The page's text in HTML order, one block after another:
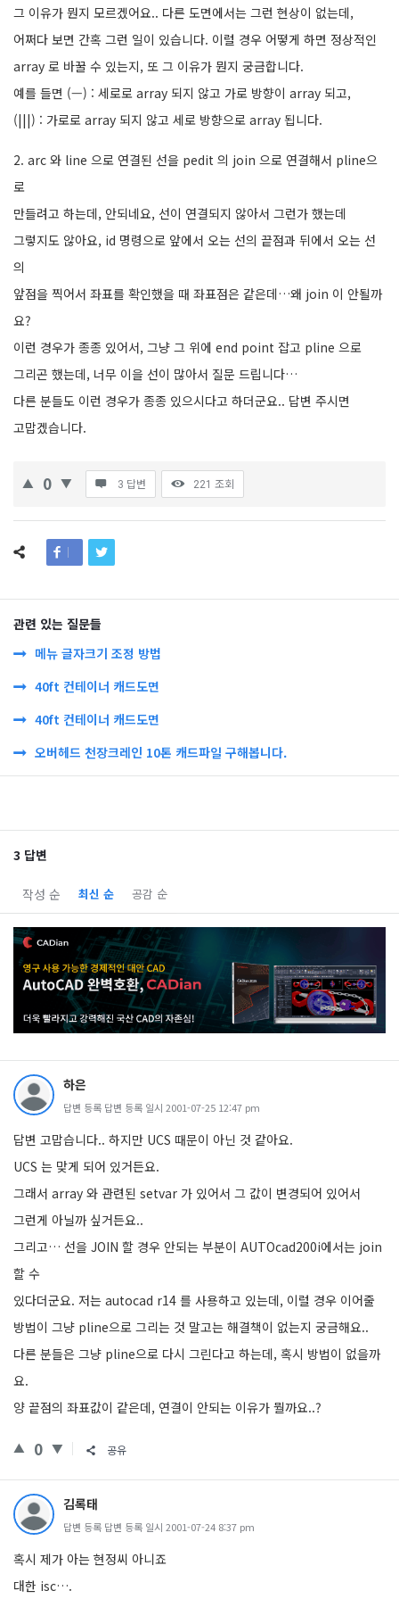
그 이유가 뭔지 모르겠어요.. 다른 도면에서는 그런 현상이 없는데,
어쩌다 보면 간혹 그런 일이 있습니다. 이럴 경우 어떻게 하면 정상적인
array 로 바꿀 수 있는지, 또 그 이유가 뭔지 궁금합니다.
예를 들면 (—) : 세로로 array 되지 않고 가로 방향이 array 되고,
(|||) : 가로로 array 되지 않고 세로 방향으로 array 됩니다.
2. arc 와 line 으로 연결된 선을 pedit 의 join 으로 연결해서 pline으
로
만들려고 하는데, 안되네요, 선이 연결되지 않아서 그런가 했는데
그렇지도 않아요, id 명령으로 앞에서 오는 선의 끝점과 뒤에서 오는 선
의
앞점을 찍어서 좌표를 확인했을 때 좌표점은 같은데…왜 join 이 안될까
요?
이런 경우가 종종 있어서, 그냥 그 위에 end point 잡고 pline 으로
그리곤 했는데, 너무 이을 선이 많아서 질문 드립니다…
다른 분들도 이런 경우가 종종 있으시다고 하더군요.. 답변 주시면
고맙겠습니다.
0 3 답변 221 조회
관련 있는 질문들
메뉴 글자크기 조정 방법
40ft 컨테이너 캐드도면
40ft 컨테이너 캐드도면
오버헤드 천장크레인 10톤 캐드파일 구해봅니다.
3 답변
작성 순 최신 순 공감 순
하은
답변 등록 답변 등록 일시 2001-07-25 12:47 pm
답변 고맙습니다.. 하지만 UCS 때문이 아닌 것 같아요.
UCS 는 맞게 되어 있거든요.
그래서 array 와 관련된 setvar 가 있어서 그 값이 변경되어 있어서
그런게 아닐까 싶거든요..
그리고… 선을 JOIN 할 경우 안되는 부분이 AUTOcad200i에서는 join
할 수
있다더군요. 저는 autocad r14 를 사용하고 있는데, 이럴 경우 이어줄
방법이 그냥 pline으로 그리는 것 말고는 해결책이 없는지 궁금해요..
다른 분들은 그냥 pline으로 다시 그린다고 하는데, 혹시 방법이 없을까
요.
양 끝점의 좌표값이 같은데, 연결이 안되는 이유가 뭘까요..?
0 공유
김록태
답변 등록 답변 등록 일시 2001-07-24 8:37 pm
혹시 제가 아는 현정씨 아니죠
대한 isc….